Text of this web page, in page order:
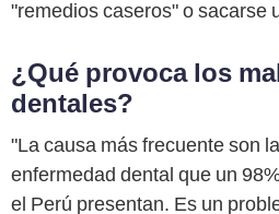
"remedios caseros" o sacarse
¿Qué provoca los
dentales?
"La causa más frecuente son
enfermedad dental que un
el Perú presentan. Es un